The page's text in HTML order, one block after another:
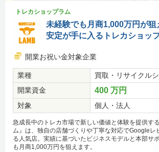
トレカショップラム
未経験でも月商1,000万円が狙
安定が手に入るトレカショッ
開業お祝い金対象企業
業種
買取・リサイクル
開業資金
400 万円
対象 個人・法人
急成長中のトレカ市場で新しい価値と体験を提供す
ム』は、独自の店舗づくりや丁寧な対応でGoogle
る人気店。実績に基づいたビジネスモデルと本部サ
も月商1,000万円を狙えます。